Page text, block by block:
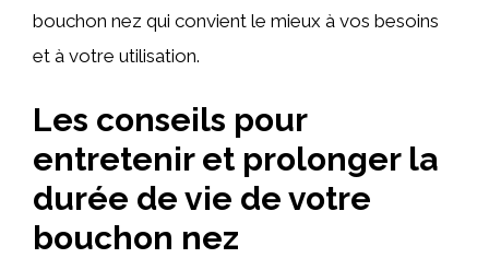
bouchon nez qui convient le mieux à vos besoins
et à votre utilisation.
Les conseils pour
entretenir et prolonger la
durée de vie de votre
bouchon nez